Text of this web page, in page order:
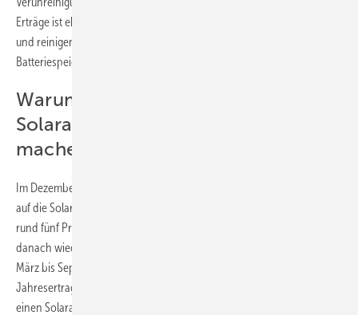
Erträge ist ebenfalls oft in Eigenregie möglich. Die Anlage überprüfen
und reinigen sollten jedoch Fachleute. Auch ein Blick auf den
Batteriespeicher empfiehlt sich im Frühjahr.
Warum empfiehlt es sich, den
Solaranlagen-Check im Frühjahr zu
machen?
Im Dezember und Januar fällt nur rund ein Siebtel so viel Sonnenlicht
auf die Solaranlage wie im Sommer. Die Anlage liefert in dieser Zeit nur
rund fünf Prozent des Jahresertrages. Mit der in den Monaten
danach wieder langsam höherstehenden Sonne ändert sich das: Von
März bis September produzieren Solaranlagen rund 80 Prozent ihres
Jahresertrags. Daher ist vor der Hochsaison der ideale Zeitpunkt für
einen Solaranlagen-Check.